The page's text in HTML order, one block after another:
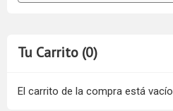
Tu Carrito (0)
El carrito de la compra está vacío